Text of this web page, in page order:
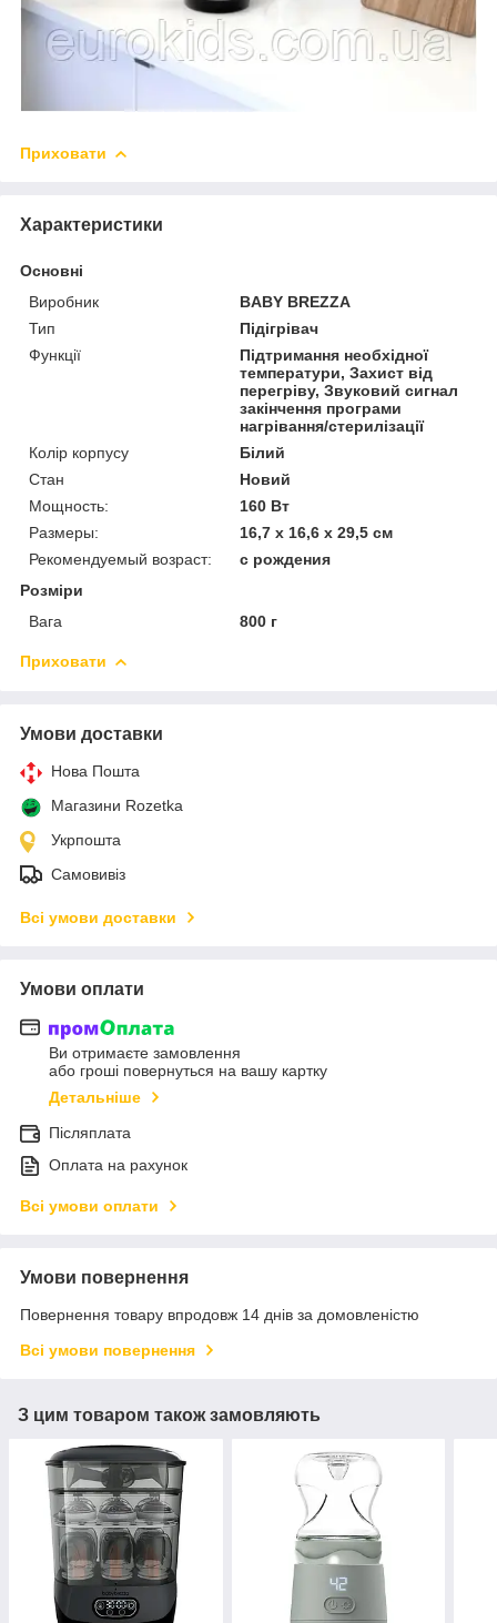
Приховати
Характеристики
Основні
Виробник
BABY BREZZA
Тип
Підігрівач
Функції
Підтримання необхідної
температури, Захист від
перегріву, Звуковий сигнал
закінчення програми
нагрівання/стерилізації
Колір корпусу
Білий
Стан
Новий
Мощность:
160 Вт
Размеры:
16,7 x 16,6 x 29,5 см
Рекомендуемый возраст:
с рождения
Розміри
Вага
800 г
Приховати
Умови доставки
Нова Пошта
Магазини Rozetka
Укрпошта
Самовивіз
Всі умови доставки
Умови оплати
Ви отримаєте замовлення
або гроші повернуться на вашу картку
Детальніше
Післяплата
Оплата на рахунок
Всі умови оплати
Умови повернення
Повернення товару впродовж 14 днів за домовленістю
Всі умови повернення
З цим товаром також замовляють